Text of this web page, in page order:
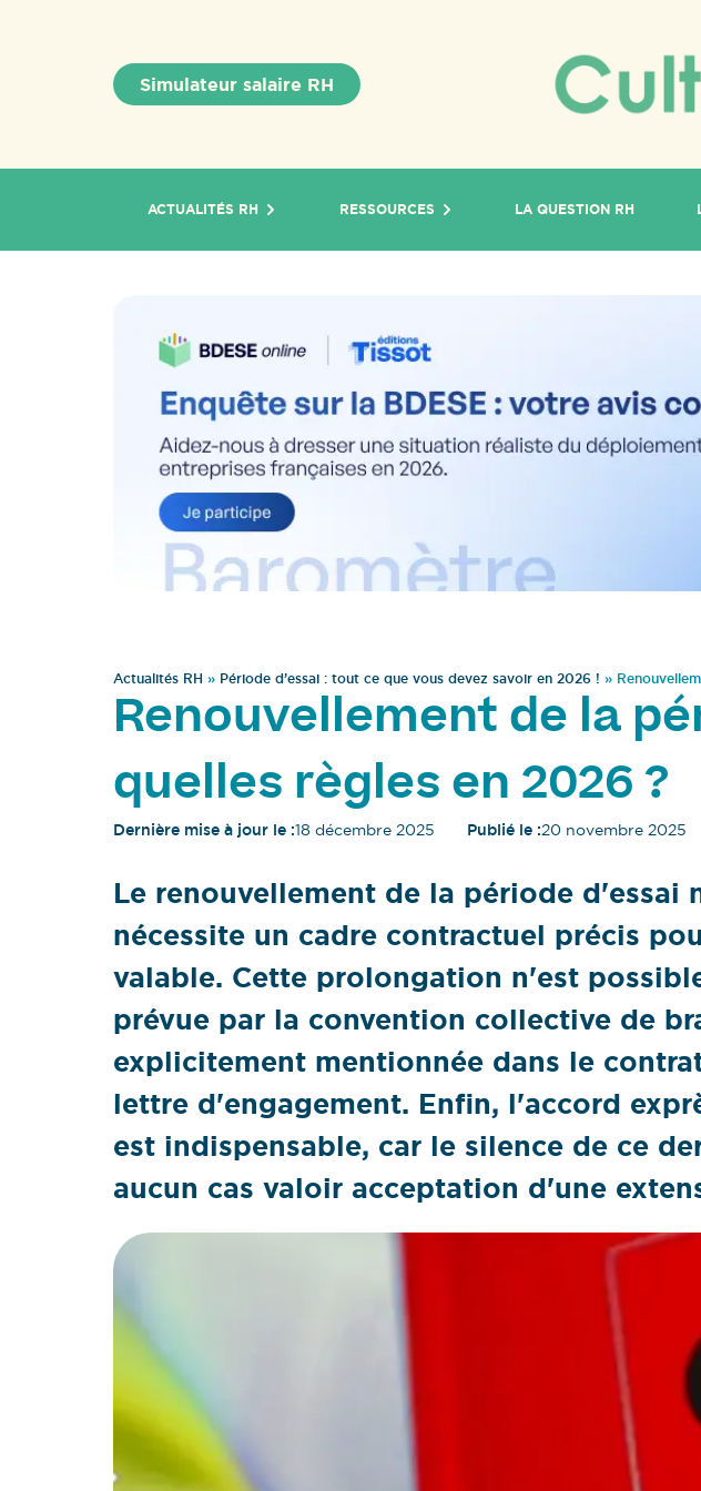
Simulateur salaire RH
ACTUALITÉS RH RESSOURCES LA QUESTION RH
Actualités RH » Période d’essai : tout ce que vous devez savoir en 2026 ! »
Renouvellement de la
quelles règles en 2026 ?
Dernière mise à jour le :18 décembre 2025 Publié le :20 novembre 2025
Le renouvellement de la période d'essai
nécessite un cadre contractuel précis
valable. Cette prolongation n'est
prévue par la convention collective de
explicitement mentionnée dans le
lettre d'engagement. Enfin, l'accord
est indispensable, car le silence de ce
aucun cas valoir acceptation d'une